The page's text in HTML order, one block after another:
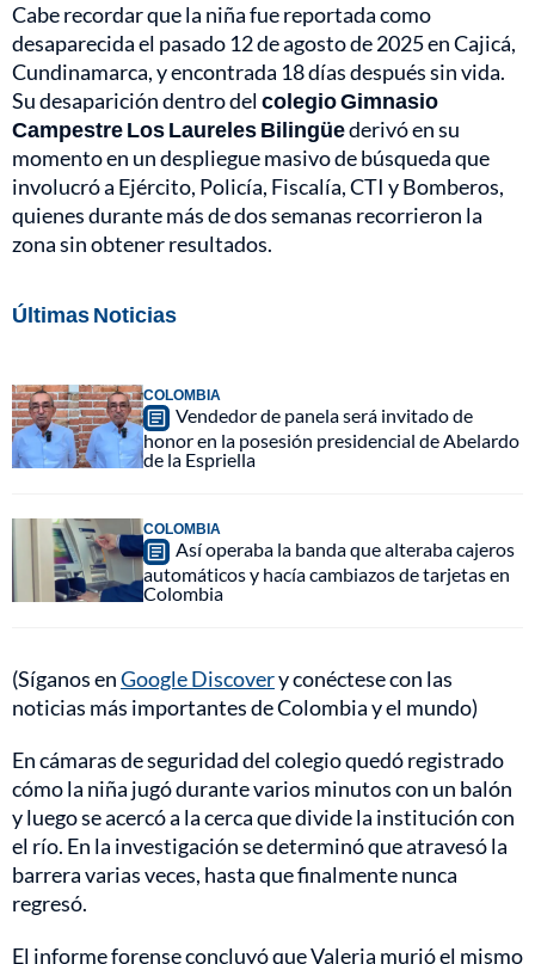
Cabe recordar que la niña fue reportada como
desaparecida el pasado 12 de agosto de 2025 en Cajicá,
Cundinamarca, y encontrada 18 días después sin vida.
Su desaparición dentro delcolegio Gimnasio
Campestre Los Laureles Bilingüederivó en su
momento en un despliegue masivo de búsqueda que
involucró a Ejército, Policía, Fiscalía, CTI y Bomberos,
quienes durante más de dos semanas recorrieron la
zona sin obtener resultados.
Últimas Noticias
COLOMBIA
Vendedor de panela será invitado de
honor en la posesión presidencial de Abelardo
de la Espriella
COLOMBIA
Así operaba la banda que alteraba cajeros
automáticos y hacía cambiazos de tarjetas en
Colombia
(Síganos enGoogle Discovery conéctese con las
noticias más importantes de Colombia y el mundo)
En cámaras de seguridad del colegio quedó registrado
cómo la niña jugó durante varios minutos con un balón
y luego se acercó a la cerca que divide la institución con
el río. En la investigación se determinó que atravesó la
barrera varias veces, hasta que finalmente nunca
regresó.
El informe forense concluyó que Valeria murió el mismo